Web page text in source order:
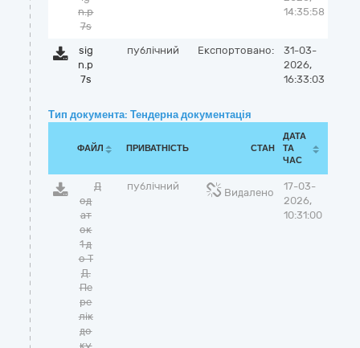
n.p
7s
14:35:58
sig
n.p
7s
публічний Експортовано:
31-03-
2026,
16:33:03
Тип документа: Тендерна документація
ФАЙЛ ПРИВАТНІСТЬ СТАН
ДАТА
ТА
ЧАС
Д
од
ат
ок
1 д
о Т
Д.
Пе
ре
лік
до
ку
публічний
Видалено
17-03-
2026,
10:31:00